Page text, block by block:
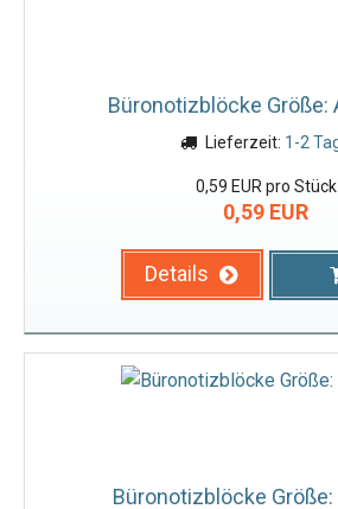
Büronotizblöcke Größe:
Lieferzeit: 1-2
0,59 EUR pro Stück
0,59 EUR
Details
Büronotizblöcke